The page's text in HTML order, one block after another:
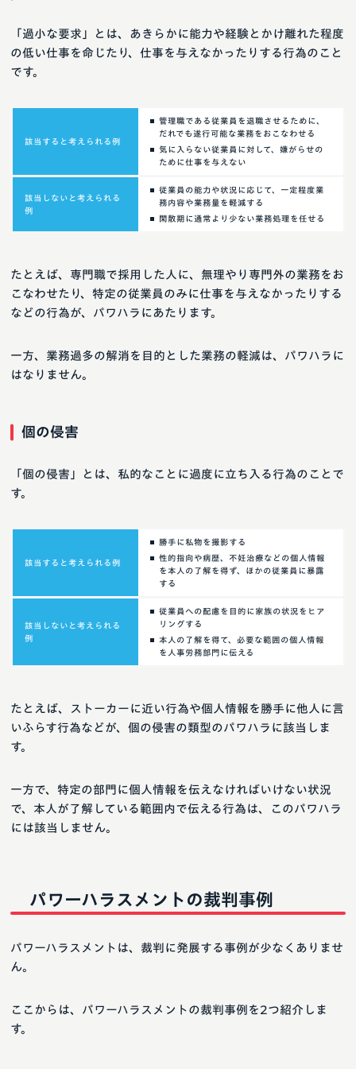
「過小な要求」とは、あきらかに能力や経験とかけ離れた程度
の低い仕事を命じたり、仕事を与えなかったりする行為のこと
です。
該当すると考えられる例
管理職である従業員を退職させるために、
だれでも遂行可能な業務をおこなわせる
気に入らない従業員に対して、嫌がらせの
ために仕事を与えない
該当しないと考えられる
例
従業員の能力や状況に応じて、一定程度業
務内容や業務量を軽減する
閑散期に通常より少ない業務処理を任せる
たとえば、専門職で採用した人に、無理やり専門外の業務をお
こなわせたり、特定の従業員のみに仕事を与えなかったりする
などの行為が、パワハラにあたります。
一方、業務過多の解消を目的とした業務の軽減は、パワハラに
はなりません。
個の侵害
「個の侵害」とは、私的なことに過度に立ち入る行為のことで
す。
該当すると考えられる例
勝手に私物を撮影する
性的指向や病歴、不妊治療などの個人情報
を本人の了解を得ず、ほかの従業員に暴露
する
該当しないと考えられる
例
従業員への配慮を目的に家族の状況をヒア
リングする
本人の了解を得て、必要な範囲の個人情報
を人事労務部門に伝える
たとえば、ストーカーに近い行為や個人情報を勝手に他人に言
いふらす行為などが、個の侵害の類型のパワハラに該当しま
す。
一方で、特定の部門に個人情報を伝えなければいけない状況
で、本人が了解している範囲内で伝える行為は、このパワハラ
には該当しません。
パワーハラスメントの裁判事例
パワーハラスメントは、裁判に発展する事例が少なくありませ
ん。
ここからは、パワーハラスメントの裁判事例を2つ紹介しま
す。